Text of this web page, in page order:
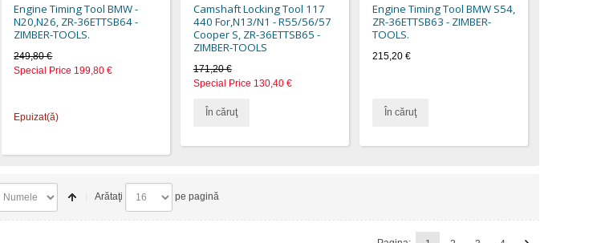
Engine Timing Tool BMW -
N20,N26, ZR-36ETTSB64 -
ZIMBER-TOOLS.
249,80 €
Special Price 199,80 €
Epuizat(ă)
Camshaft Locking Tool 117
440 For,N13/N1 - R55/56/57
Cooper S, ZR-36ETTSB65 -
ZIMBER-TOOLS
171,20 €
Special Price 130,40 €
În căruţ
Engine Timing Tool BMW S54,
ZR-36ETTSB63 - ZIMBER-
TOOLS.
215,20 €
În căruţ
Arătaţi pe pagină